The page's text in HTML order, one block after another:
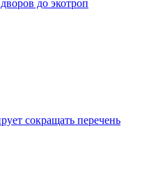
до экотроп
сокращать перечень